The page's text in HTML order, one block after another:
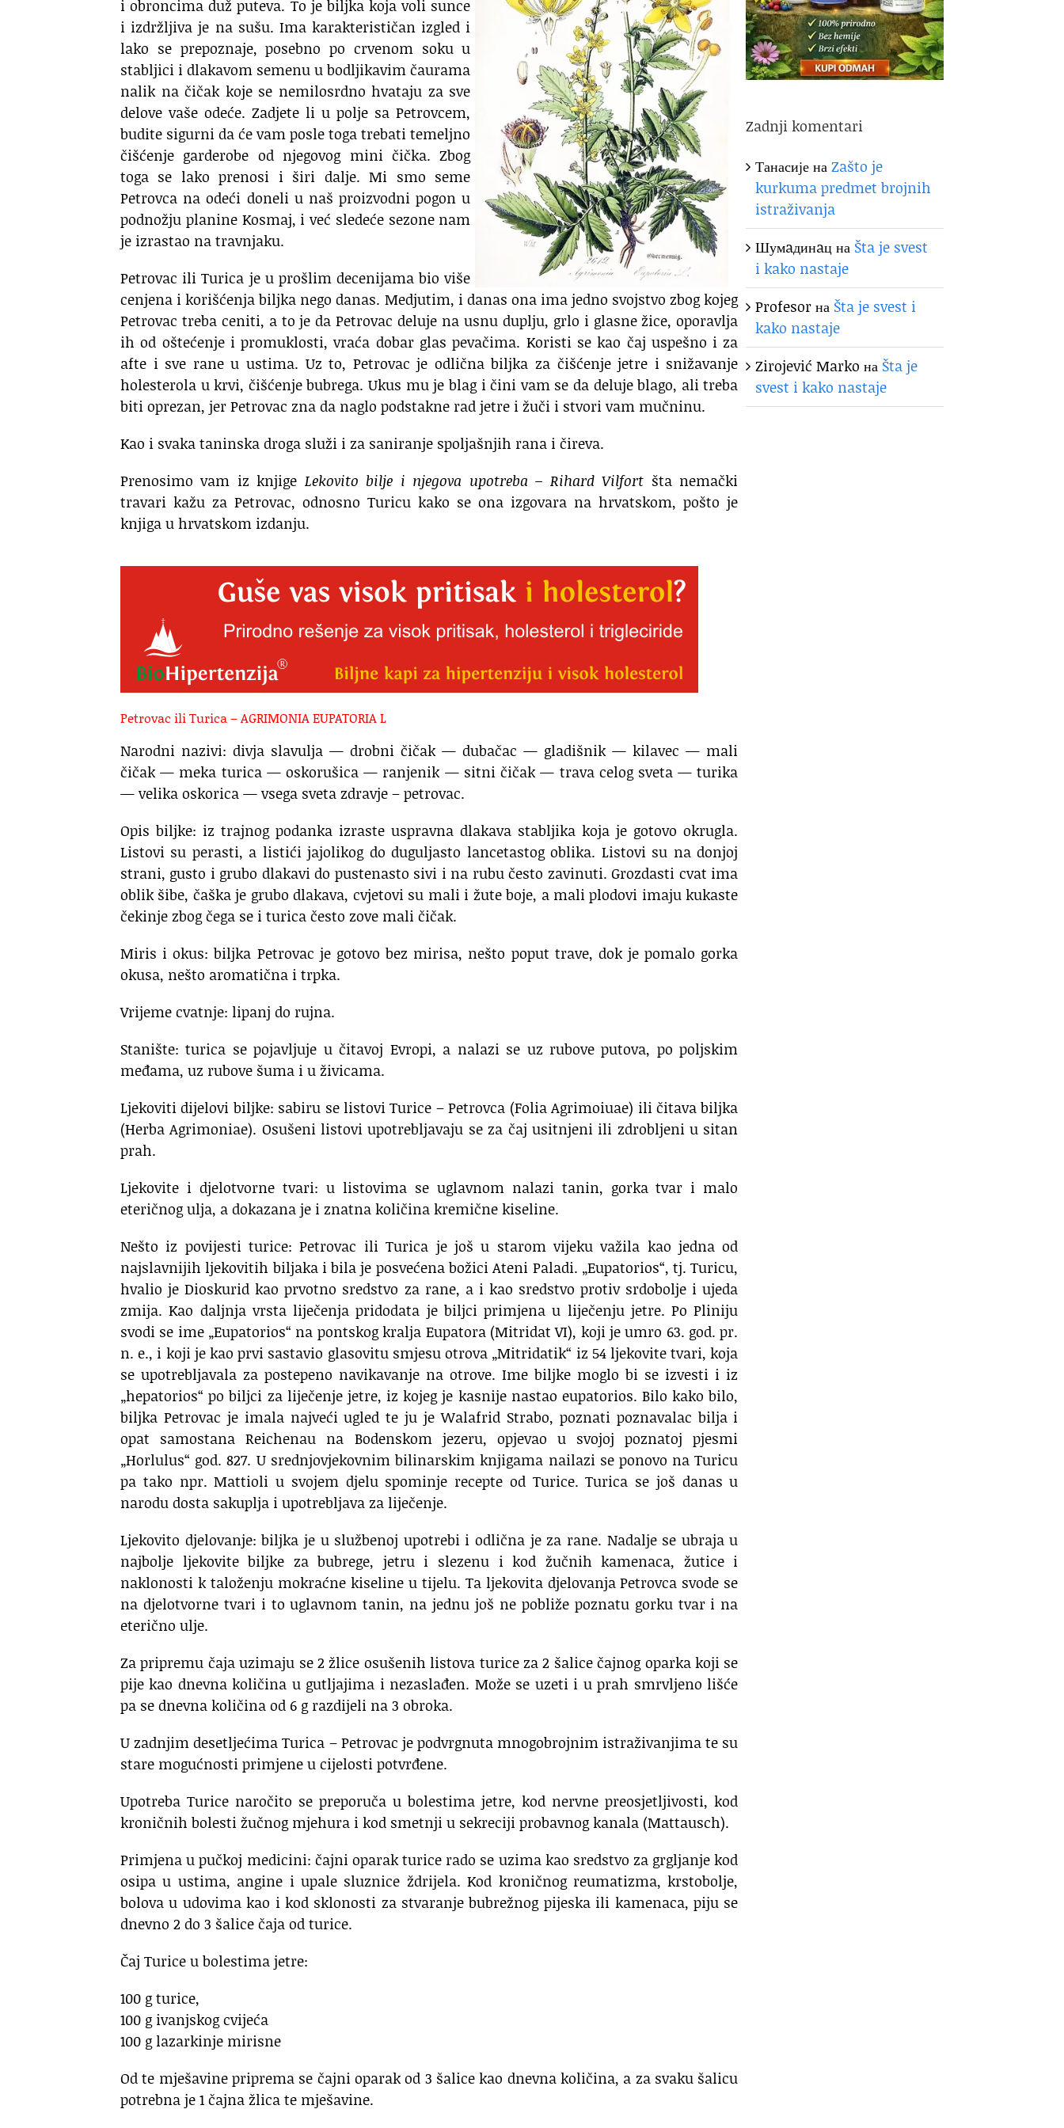
i obroncima duž puteva. To je biljka koja voli sunce
i izdržljiva je na sušu. Ima karakterističan izgled i
lako se prepoznaje, posebno po crvenom soku u
stabljici i dlakavom semenu u bodljikavim čaurama
nalik na čičak koje se nemilosrdno hvataju za sve
delove vaše odeće. Zadjete li u polje sa Petrovcem,
budite sigurni da će vam posle toga trebati temeljno
čišćenje garderobe od njegovog mini čička. Zbog
toga se lako prenosi i širi dalje. Mi smo seme
Petrovca na odeći doneli u naš proizvodni pogon u
podnožju planine Kosmaj, i već sledeće sezone nam
je izrastao na travnjaku.
Petrovac ili Turica je u prošlim decenijama bio više
cenjena i korišćenja biljka nego danas. Medjutim, i danas ona ima jedno svojstvo zbog kojeg
Petrovac treba ceniti, a to je da Petrovac deluje na usnu duplju, grlo i glasne žice, oporavlja
ih od oštećenje i promuklosti, vraća dobar glas pevačima. Koristi se kao čaj uspešno i za
afte i sve rane u ustima. Uz to, Petrovac je odlična biljka za čišćenje jetre i snižavanje
holesterola u krvi, čišćenje bubrega. Ukus mu je blag i čini vam se da deluje blago, ali treba
biti oprezan, jer Petrovac zna da naglo podstakne rad jetre i žuči i stvori vam mučninu.
Kao i svaka taninska droga služi i za saniranje spoljašnjih rana i čireva.
Prenosimo vam iz knjige Lekovito bilje i njegova upotreba – Rihard Vilfort šta nemački
travari kažu za Petrovac, odnosno Turicu kako se ona izgovara na hrvatskom, pošto je
knjiga u hrvatskom izdanju.
Petrovac ili Turica – AGRIMONIA EUPATORIA L
Narodni nazivi: divja slavulja — drobni čičak — dubačac — gladišnik — kilavec — mali
čičak — meka turica — oskorušica — ranjenik — sitni čičak — trava celog sveta — turika
— velika oskorica — vsega sveta zdravje – petrovac.
Opis biljke: iz trajnog podanka izraste uspravna dlakava stabljika koja je gotovo okrugla.
Listovi su perasti, a listići jajolikog do duguljasto lancetastog oblika. Listovi su na donjoj
strani, gusto i grubo dlakavi do pustenasto sivi i na rubu često zavinuti. Grozdasti cvat ima
oblik šibe, čaška je grubo dlakava, cvjetovi su mali i žute boje, a mali plodovi imaju kukaste
čekinje zbog čega se i turica često zove mali čičak.
Miris i okus: biljka Petrovac je gotovo bez mirisa, nešto poput trave, dok je pomalo gorka
okusa, nešto aromatična i trpka.
Vrijeme cvatnje: lipanj do rujna.
Stanište: turica se pojavljuje u čitavoj Evropi, a nalazi se uz rubove putova, po poljskim
međama, uz rubove šuma i u živicama.
Ljekoviti dijelovi biljke: sabiru se listovi Turice – Petrovca (Folia Agrimoiuae) ili čitava biljka
(Herba Agrimoniae). Osušeni listovi upotrebljavaju se za čaj usitnjeni ili zdrob­ljeni u sitan
prah.
Ljekovite i djelotvorne tvari: u listovima se uglavnom nalazi tanin, gorka tvar i malo
eteričnog ulja, a dokazana je i znatna količina kremične kiseline.
Nešto iz povijesti turice: Petrovac ili Turica je još u starom vijeku važila kao jedna od
najslavnijih ljekovitih biljaka i bila je posvećena božici Ateni Paladi. „Eupatorios“, tj. Turicu,
hvalio je Dioskurid kao prvotno sredstvo za rane, a i kao sredstvo protiv srdobolje i ujeda
zmija. Kao daljnja vrsta liječenja pridodata je biljci primjena u liječenju jetre. Po Pliniju
svodi se ime „Eupatorios“ na pontskog kralja Eupatora (Mitridat VI), koji je umro 63. god. pr.
n. e., i koji je kao prvi sastavio glasovitu smjesu otrova „Mitridatik“ iz 54 ljekovite tvari, koja
se upotrebljavala za postepeno navikavanje na otrove. Ime biljke moglo bi se izvesti i iz
„hepatorios“ po biljci za liječenje jetre, iz kojeg je kasnije nastao eupatorios. Bilo kako bilo,
biljka Petrovac je imala najveći ugled te ju je Walafrid Strabo, poznati poznavalac bilja i
opat samostana Reichenau na Bodenskom jezeru, opjevao u svojoj poznatoj pjesmi
„Horlulus“ god. 827. U srednjovje­kovnim bilinarskim knjigama nailazi se ponovo na Turicu
pa tako npr. Mattioli u svojem djelu spominje recepte od Turice. Turica se još danas u
narodu dosta sakuplja i upotrebljava za liječenje.
Ljekovito djelovanje: biljka je u službenoj upotrebi i odlična je za rane. Na­dalje se ubraja u
najbolje ljekovite biljke za bubrege, jetru i slezenu i kod žučnih kamenaca, žutice i
naklonosti k taloženju mokraćne kiseline u tijelu. Ta ljekovita djelovanja Petrovca svode se
na djelotvorne tvari i to uglavnom tanin, na jednu još ne pobliže poznatu gorku tvar i na
eterično ulje.
Za pripremu čaja uzimaju se 2 žlice osušenih listova turice za 2 šalice čajnog oparka koji se
pije kao dnevna količina u gutljajima i nezaslađen. Može se uzeti i u prah smrvljeno lišće
pa se dnevna količina od 6 g razdijeli na 3 ob­roka.
U zadnjim desetljećima Turica – Petrovac je podvrgnuta mnogobrojnim istraživanjima te su
stare mogućnosti primjene u cijelosti potvrđene.
Upotreba Turice naročito se preporuča u bolestima jetre, kod nervne preosjet­ljivosti, kod
kroničnih bolesti žučnog mjehura i kod smetnji u sekreciji probavnog kanala (Mattausch).
Primjena u pučkoj medicini: čajni oparak turice rado se uzima kao sredstvo za grgljanje kod
osipa u ustima, angine i upale sluznice ždrijela. Kod kroničnog reumatizma, krstobolje,
bolova u udovima kao i kod sklonosti za stvaranje bubrežnog pijeska ili kamenaca, piju se
dnevno 2 do 3 šalice čaja od turice.
Čaj Turice u bolestima jetre:
100 g turice,
100 g ivanjskog cvijeća
100 g lazarkinje mirisne
Od te mješavine priprema se čajni oparak od 3 šalice kao dnevna količina, a za svaku šalicu
potrebna je 1 čajna žlica te mješavine.
Zadnji komentari
ТанасијенаZašto je
kurkuma predmet brojnih
istraživanja
Шумaдинaцна Šta je svest
i kako nastaje
Profesorна Šta je svest i
kako nastaje
Zirojević Marko на Šta je
svest i kako nastaje